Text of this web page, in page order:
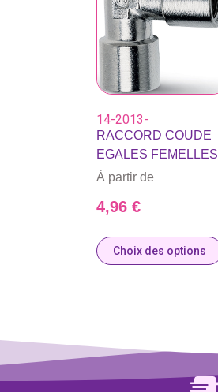
14-2013-
RACCORD COUDE
EGALES FEMELLES
À partir de
4,96 €
Choix des options